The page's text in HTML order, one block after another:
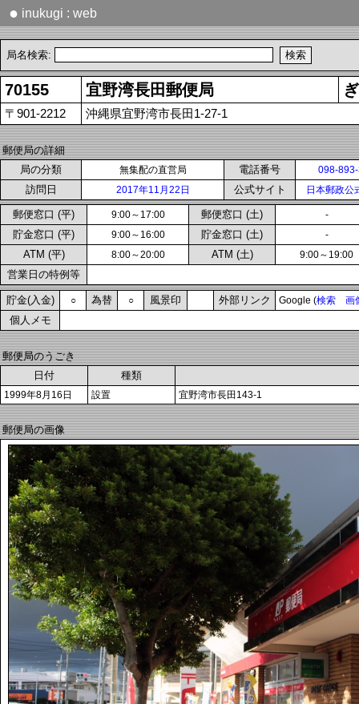
● inukugi : web
局名検索:
70155 宜野湾長田郵便局
〒901-2212 沖縄県宜野湾市長田1-27-1
郵便局の詳細
局の分類
無集配の直営局 電話番号 098-
訪問日 2017年11月22日 公式サイト 日本郵政公
郵便窓口 (平) 9:00～17:00 郵便窓口 (土) -
貯金窓口 (平) 9:00～16:00 貯金窓口 (土) -
ATM (平) 8:00～20:00 ATM (土) 9:00～19:00
営業日の特例等
貯金(入金) ○ 為替 ○ 風景印 外部リンク Google (検索 画
個人メモ
郵便局のうごき
日付
種類
1999年8月16日 設置 宜野湾市長田143-1
郵便局の画像